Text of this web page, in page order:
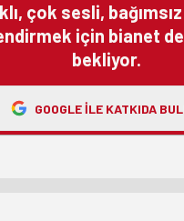
çok sesli,
için bianet
bekliyor.
GOOGLE ILE KATKIDA